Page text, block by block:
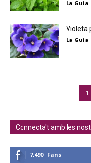
La Guia
Violeta
La Guia
1
Connecta't amb les
7,490 Fans